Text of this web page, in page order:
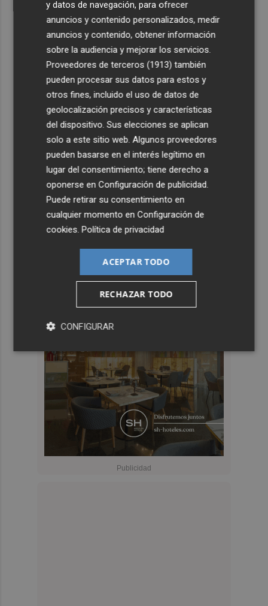
y datos de navegación, para ofrecer
anuncios y contenido personalizados, medir
anuncios y contenido, obtener información
sobre la audiencia y mejorar los servicios.
Proveedores de terceros (1913) también
pueden procesar sus datos para estos y
otros fines, incluido el uso de datos de
geolocalización precisos y características
del dispositivo. Sus elecciones se aplican
solo a este sitio web. Algunos proveedores
pueden basarse en el interés legítimo en
lugar del consentimiento; tiene derecho a
oponerse enConfiguración de publicidad
Puede retirar su consentimiento en
cualquier momento enConfiguración de
cookies .Política de privacidad
ACEPTAR TODO
RECHAZAR TODO
CONFIGURAR